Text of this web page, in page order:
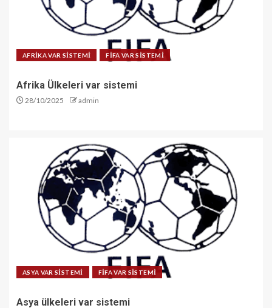
AFRİKA VAR SİSTEMİ FİFA VAR SİSTEMİ
Afrika Ülkeleri var sistemi
28/10/2025 admin
ASYA VAR SİSTEMİ FİFA VAR SİSTEMİ
Asya ülkeleri var sistemi